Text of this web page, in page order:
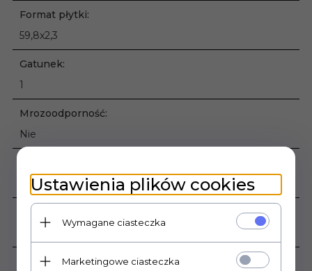
Format płytki:
59,8x2,3
Gatunek:
1
Mrozoodporność:
Nie
Rodzaj powierzchni:
Zastosowanie:
Ustawienia plików cookies
Wymagane ciasteczka
Marketingowe ciasteczka